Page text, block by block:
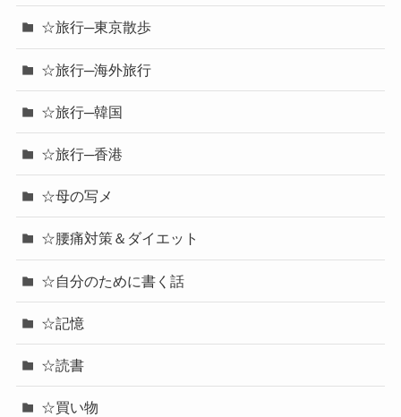
☆旅行─東京散歩
☆旅行─海外旅行
☆旅行─韓国
☆旅行─香港
☆母の写メ
☆腰痛対策＆ダイエット
☆自分のために書く話
☆記憶
☆読書
☆買い物